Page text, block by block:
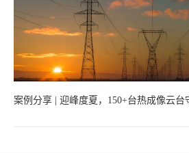
案例分享 | 迎峰度夏，150+台热成像云台